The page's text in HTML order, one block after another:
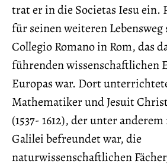
trat er in die Societas Iesu ein.
für seinen weiteren
Collegio Romano in Rom, das
führenden wissenschaftlichen
Europas war. Dort
Mathematiker und Jesuit
(1537- 1612), der unter
Galilei befreundet war, die
naturwissenschaftlichen